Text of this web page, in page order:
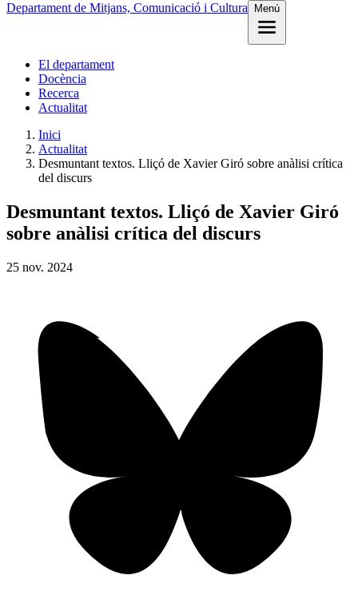
Departament de Mitjans, Comunicació i Cultura
Menú
El departament
Docència
Recerca
Actualitat
Inici
Actualitat
Desmuntant textos. Lliçó de Xavier Giró sobre anàlisi crítica
del discurs
Desmuntant textos. Lliçó de Xavier Giró
sobre anàlisi crítica del discurs
25 nov. 2024